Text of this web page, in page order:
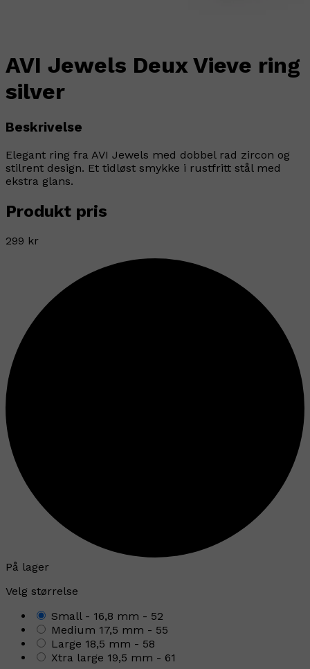
AVI Jewels Deux Vieve ring
silver
Beskrivelse
Elegant ring fra AVI Jewels med dobbel rad zircon og
stilrent design. Et tidløst smykke i rustfritt stål med
ekstra glans.
Produkt pris
299 kr
På lager
Velg størrelse
Small - 16,8 mm - 52
Medium 17,5 mm - 55
Large 18,5 mm - 58
Xtra large 19,5 mm - 61